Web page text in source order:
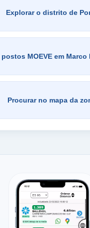
Explorar o distrito de
MOEVE em Marco
Procurar no mapa da